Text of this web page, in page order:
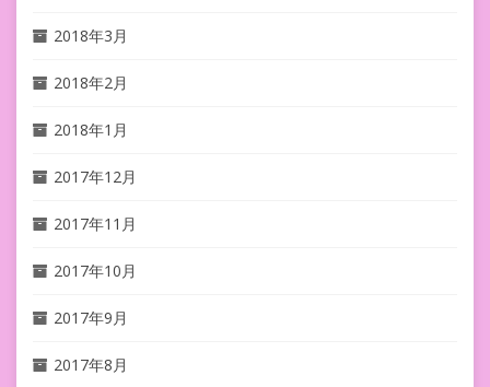
2018年3月
2018年2月
2018年1月
2017年12月
2017年11月
2017年10月
2017年9月
2017年8月